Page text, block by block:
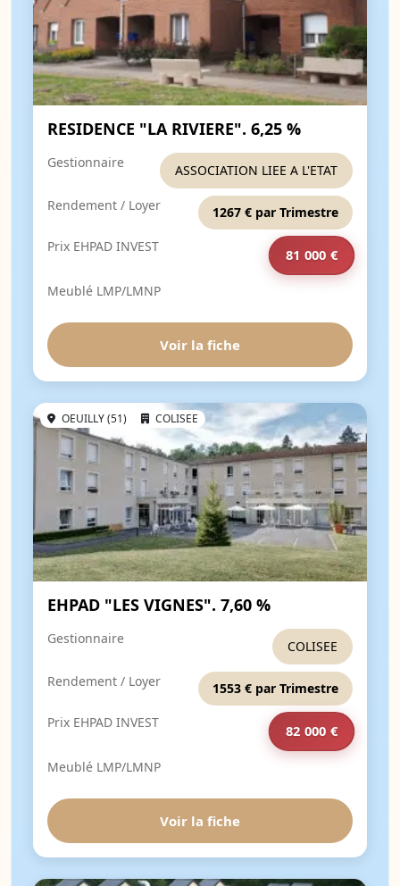
RESIDENCE "LA RIVIERE". 6,25 %
Gestionnaire ASSOCIATION LIEE A L'ETAT
Rendement / Loyer
1267 € par Trimestre
Prix EHPAD INVEST
81 000 €
Meublé LMP/LMNP
Voir la fiche
OEUILLY (51) COLISEE
EHPAD "LES VIGNES". 7,60 %
Gestionnaire COLISEE
Rendement / Loyer
1553 € par Trimestre
Prix EHPAD INVEST
82 000 €
Meublé LMP/LMNP
Voir la fiche